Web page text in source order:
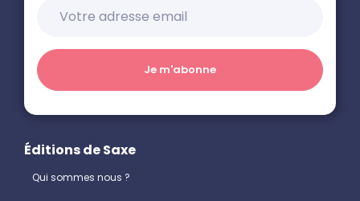
Éditions de Saxe
Qui sommes nous ?